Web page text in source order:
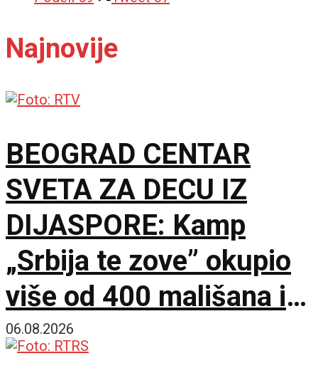
Najnovije
BEOGRAD CENTAR
SVETA ZA DECU IZ
DIJASPORE: Kamp
„Srbija te zove” okupio
više od 400 mališana iz
17 zemalja
06.08.2026